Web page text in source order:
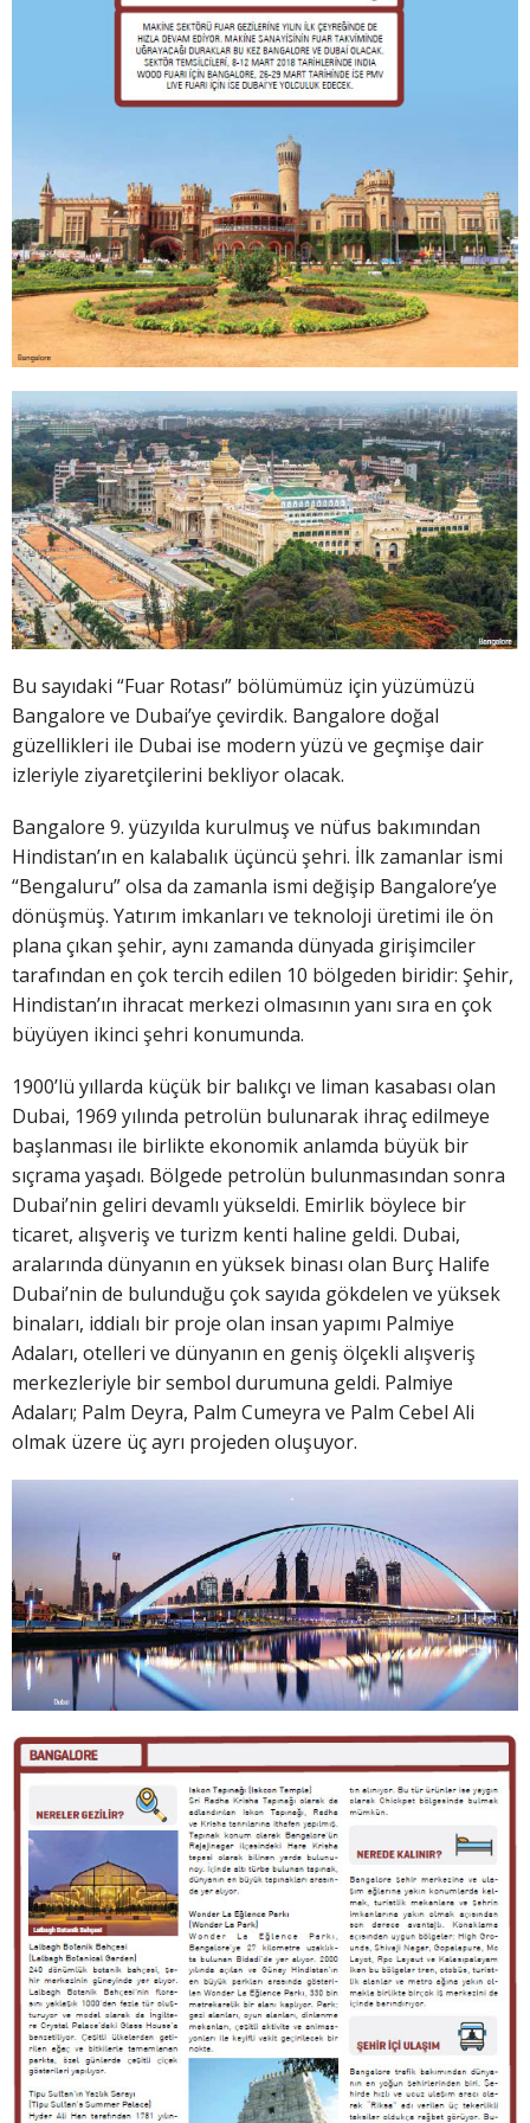
Bu sayıdaki “Fuar Rotası” bölümümüz için yüzümüzü
Bangalore ve Dubai’ye çevirdik. Bangalore doğal
güzellikleri ile Dubai ise modern yüzü ve geçmişe dair
izleriyle ziyaretçilerini bekliyor olacak.
Bangalore 9. yüzyılda kurulmuş ve nüfus bakımından
Hindistan’ın en kalabalık üçüncü şehri. İlk zamanlar ismi
“Bengaluru” olsa da zamanla ismi değişip Bangalore’ye
dönüşmüş. Yatırım imkanları ve teknoloji üretimi ile ön
plana çıkan şehir, aynı zamanda dünyada girişimciler
tarafından en çok tercih edilen 10 bölgeden biridir: Şehir,
Hindistan’ın ihracat merkezi olmasının yanı sıra en çok
büyüyen ikinci şehri konumunda.
1900’lü yıllarda küçük bir balıkçı ve liman kasabası olan
Dubai, 1969 yılında petrolün bulunarak ihraç edilmeye
başlanması ile birlikte ekonomik anlamda büyük bir
sıçrama yaşadı. Bölgede petrolün bulunmasından sonra
Dubai’nin geliri devamlı yükseldi. Emirlik böylece bir
ticaret, alışveriş ve turizm kenti haline geldi. Dubai,
aralarında dünyanın en yüksek binası olan Burç Halife
Dubai’nin de bulunduğu çok sayıda gökdelen ve yüksek
binaları, iddialı bir proje olan insan yapımı Palmiye
Adaları, otelleri ve dünyanın en geniş ölçekli alışveriş
merkezleriyle bir sembol durumuna geldi. Palmiye
Adaları; Palm Deyra, Palm Cumeyra ve Palm Cebel Ali
olmak üzere üç ayrı projeden oluşuyor.